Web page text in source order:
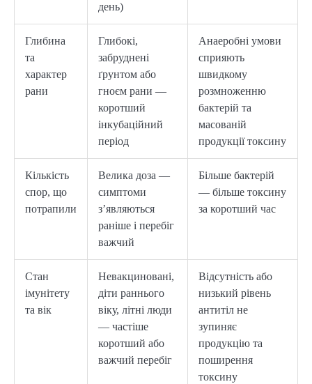
день)
Глибина
та
характер
рани
Глибокі,
забруднені
ґрунтом або
гноєм рани —
коротший
інкубаційний
період
Анаеробні умови
сприяють
швидкому
розмноженню
бактерій та
масованій
продукції токсину
Кількість
спор, що
потрапили
Велика доза —
симптоми
з’являються
раніше і перебіг
важчий
Більше бактерій
— більше токсину
за коротший час
Стан
імунітету
та вік
Невакциновані,
діти раннього
віку, літні люди
— частіше
коротший або
важчий перебіг
Відсутність або
низький рівень
антитіл не
зупиняє
продукцію та
поширення
токсину